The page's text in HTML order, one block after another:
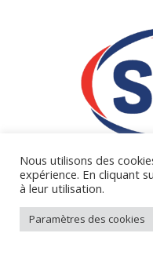
Nous utilisons des
expérience. En cliquant
à leur utilisation.
Paramètres des cookies